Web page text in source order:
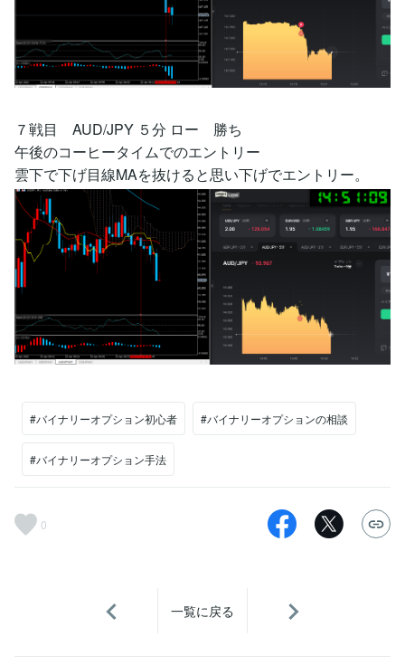
７戦目 AUD/JPY ５分 ロー 勝ち
午後のコーヒータイムでのエントリー
雲下で下げ目線MAを抜けると思い下げでエントリー。
#バイナリーオプション初心者 #バイナリーオプションの相談
#バイナリーオプション手法
0
一覧に戻る